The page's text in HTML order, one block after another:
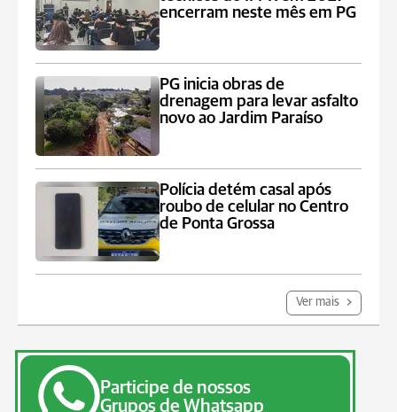
encerram neste mês em PG
PG inicia obras de
drenagem para levar asfalto
novo ao Jardim Paraíso
Polícia detém casal após
roubo de celular no Centro
de Ponta Grossa
Ver mais
Participe de nossos
Grupos de Whatsapp